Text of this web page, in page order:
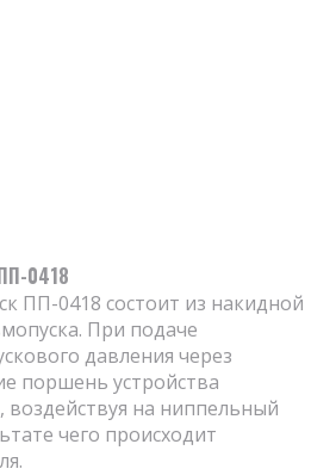
0418
ПП-0418 состоит из накидной
При подаче
давления через
поршень устройства
на ниппельный
чего происходит